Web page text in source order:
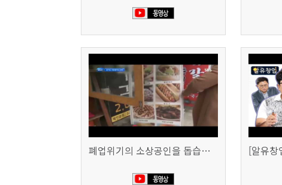
폐업위기의 소상공인을 돕습니다 (SBS생활경제)